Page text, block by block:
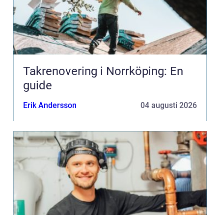
Takrenovering i Norrköping: En
guide
Erik Andersson 04 augusti 2026